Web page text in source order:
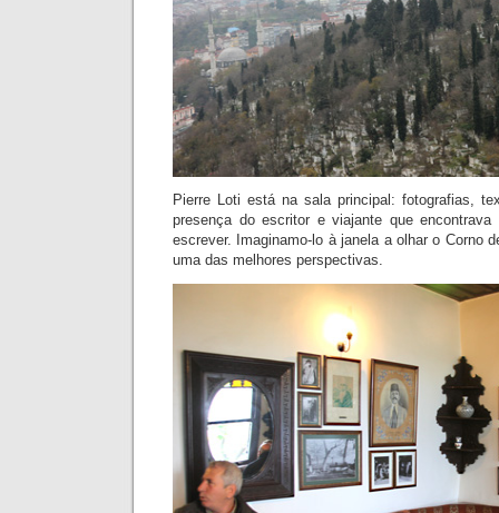
Pierre Loti está na sala principal: fotografias,
presença do escritor e viajante que encontrava
escrever. Imaginamo-lo à janela a olhar o Corno
uma das melhores perspectivas.